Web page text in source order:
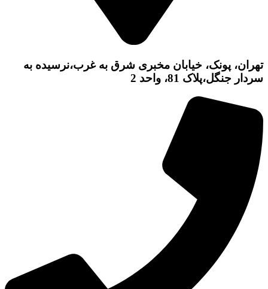
تهران، پونک، خیابان مخبری شرق به غرب،نرسیده به
سردار جنگل،پلاک 81، واحد 2